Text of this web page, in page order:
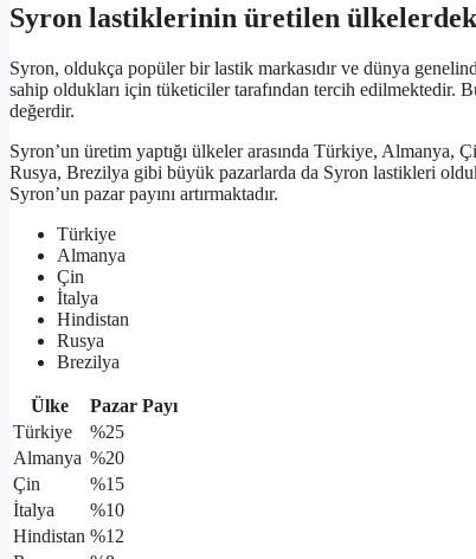
Syron lastiklerinin üretilen
Syron, oldukça popüler bir lastik markasıdır ve dünya
sahip oldukları için tüketiciler tarafından tercih edilmektedir.
değerdir.
Syron’un üretim yaptığı ülkeler arasında Türkiye,
Rusya, Brezilya gibi büyük pazarlarda da Syron lastikleri
Syron’un pazar payını artırmaktadır.
Türkiye
Almanya
Çin
İtalya
Hindistan
Rusya
Brezilya
Ülke
Pazar Payı
Türkiye
%25
Almanya %20
Çin
%15
İtalya
%10
Hindistan %12